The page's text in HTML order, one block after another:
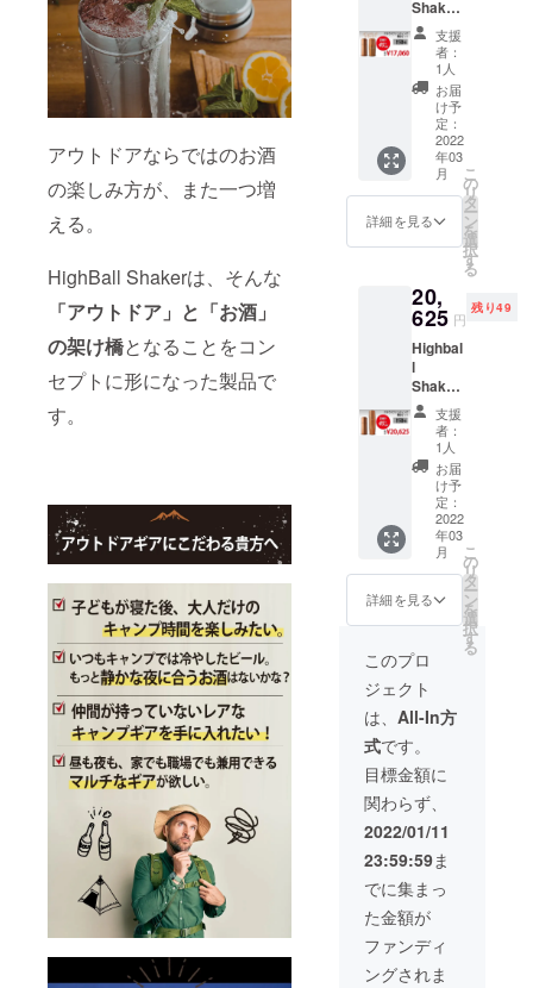
アウトドアならではのお酒
の楽しみ方が、また一つ増
える。
HighBall Shakerは、そんな
「アウトドア」と「お酒」
の架け橋となることをコン
セプトに形になった製品で
す。
(税込) --
-----------
-----------
※申込時
にカ
ラーを
ご選択
くださ
い ※送
料込み
Shake×
Fireligh
t
Flask37
5ml 特
別セッ
ト
45％OF
F --------
-----------
----- 一
般販売
価格
【￥31,
(税込)
↓↓↓
【￥13,
960
OFF!!!
】 ↓↓↓
クラウ
ドファ
ンディ
ング限
定セッ
【￥17,
060】
(税込) --
-----------
-----------
ラーを
ご選択
くださ
い ※送
料込み
支援
者：
1人
お届
け予
定：
2022
年03
月
詳細を見る
こ
の
リ
タ
ー
ン
を
選
択
す
る
20,
625 円
残り49
Highbal
l
Shake×
Fireligh
t
Flask75
0ml 特
別セッ
ト
45％OF
F --------
-----------
----- 一
般販売
価格
【￥37,
500】
(税込)
↓↓↓
【￥16,
875
OFF!!!
】 ↓↓↓
クラウ
ドファ
ンディ
ング限
定セッ
ト
【￥20,
625】
(税込) --
-----------
-----------
支援
者：
1人
お届
け予
定：
2022
年03
月
詳細を見る
こ
の
リ
タ
ー
ン
を
選
択
す
る
このプロ
ジェクト
は、 All-In方
式です。
目標金額に
関わらず、
2022/01/11
23:59:59ま
でに集まっ
た金額が
ファンディ
ングされま